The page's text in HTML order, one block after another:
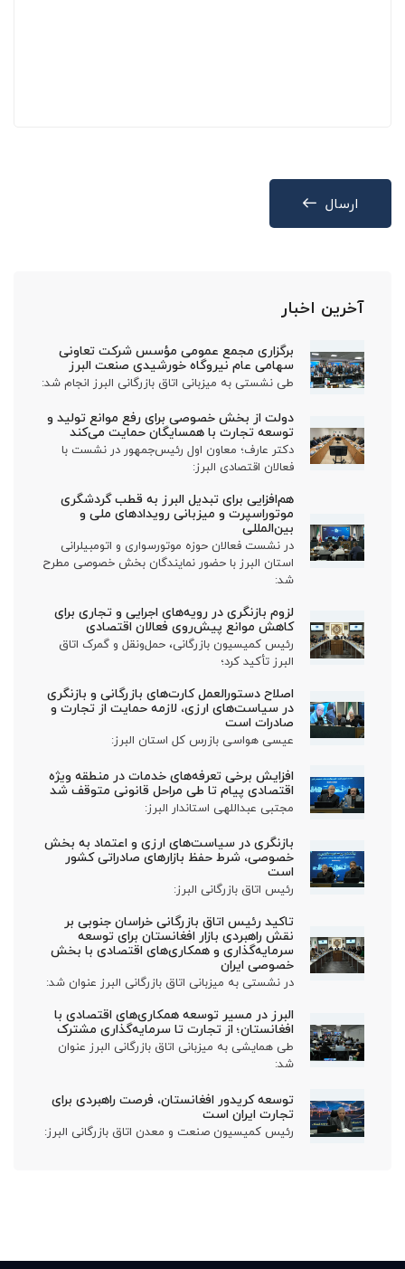
ارسال
آخرین اخبار
برگزاری مجمع عمومی مؤسس شرکت تعاونی
سهامی عام نیروگاه خورشیدی صنعت البرز
طی نشستی به میزبانی اتاق بازرگانی البرز انجام شد:
دولت از بخش خصوصی برای رفع موانع تولید و
توسعه تجارت با همسایگان حمایت می‌کند
دکتر عارف؛ معاون اول رئیس‌جمهور در نشست با
فعالان اقتصادی البرز:
هم‌افزایی برای تبدیل البرز به قطب گردشگری
موتوراسپرت و میزبانی رویدادهای ملی و
بین‌المللی
در نشست فعالان حوزه موتورسواری و اتومبیلرانی
استان البرز با حضور نمایندگان بخش خصوصی مطرح
شد:
لزوم بازنگری در رویه‌های اجرایی و تجاری برای
کاهش موانع پیش‌روی فعالان اقتصادی
رئیس کمیسیون بازرگانی، حمل‌ونقل و گمرک اتاق
البرز تأکید کرد؛
اصلاح دستورالعمل کارت‌های بازرگانی و بازنگری
در سیاست‌های ارزی، لازمه حمایت از تجارت و
صادرات است
عیسی هواسی بازرس کل استان البرز:
افزایش برخی تعرفه‌های خدمات در منطقه ویژه
اقتصادی پیام تا طی مراحل قانونی متوقف شد
مجتبی عبداللهی استاندار البرز:
بازنگری در سیاست‌های ارزی و اعتماد به بخش
خصوصی، شرط حفظ بازارهای صادراتی کشور
است
رئیس اتاق بازرگانی البرز:
تاکید رئیس اتاق بازرگانی خراسان جنوبی بر
نقش راهبردی بازار افغانستان برای توسعه
سرمایه‌گذاری و همکاری‌های اقتصادی با بخش
خصوصی ایران
در نشستی به میزبانی اتاق بازرگانی البرز عنوان شد:
البرز در مسیر توسعه همکاری‌های اقتصادی با
افغانستان؛ از تجارت تا سرمایه‌گذاری مشترک
طی همایشی به میزبانی اتاق بازرگانی البرز عنوان
شد:
توسعه کریدور افغانستان، فرصت راهبردی برای
تجارت ایران است
رئیس کمیسیون صنعت و معدن اتاق بازرگانی البرز: